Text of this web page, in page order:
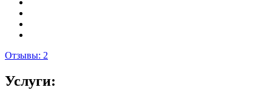
Отзывы: 2
Услуги: